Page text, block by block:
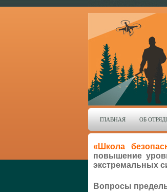
ГЛАВНАЯ ОБ
«Школа
повышение
экстремальных
Вопросы